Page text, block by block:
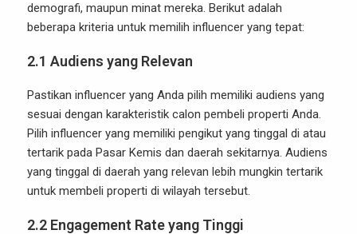
demografi, maupun minat mereka. Berikut adalah
beberapa kriteria untuk memilih influencer yang tepat:
2.1 Audiens yang Relevan
Pastikan influencer yang Anda pilih memiliki audiens yang
sesuai dengan karakteristik calon pembeli properti Anda.
Pilih influencer yang memiliki pengikut yang tinggal di atau
tertarik pada Pasar Kemis dan daerah sekitarnya. Audiens
yang tinggal di daerah yang relevan lebih mungkin tertarik
untuk membeli properti di wilayah tersebut.
2.2 Engagement Rate yang Tinggi